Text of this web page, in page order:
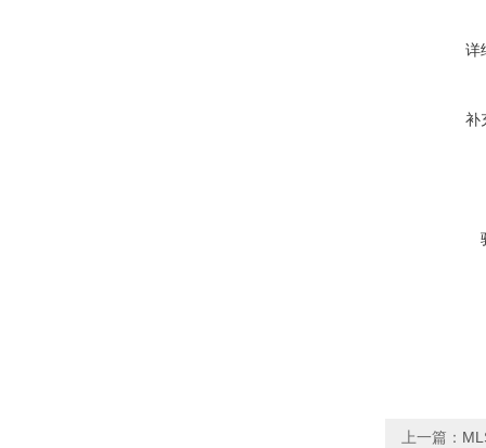
详
补
上一篇：